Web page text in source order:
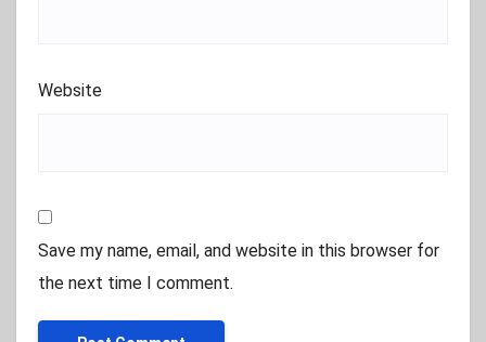
Website
Save my name, email, and website in this browser for
the next time I comment.